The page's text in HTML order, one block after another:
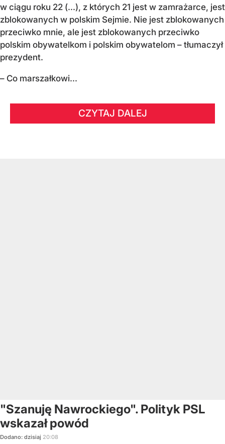
w ciągu roku 22 (...), z których 21 jest w zamrażarce, jest
zblokowanych w polskim Sejmie. Nie jest zblokowanych
przeciwko mnie, ale jest zblokowanych przeciwko
polskim obywatelkom i polskim obywatelom – tłumaczył
prezydent.
– Co marszałkowi...
CZYTAJ DALEJ
"Szanuję Nawrockiego". Polityk PSL
wskazał powód
Dodano: dzisiaj 20:08